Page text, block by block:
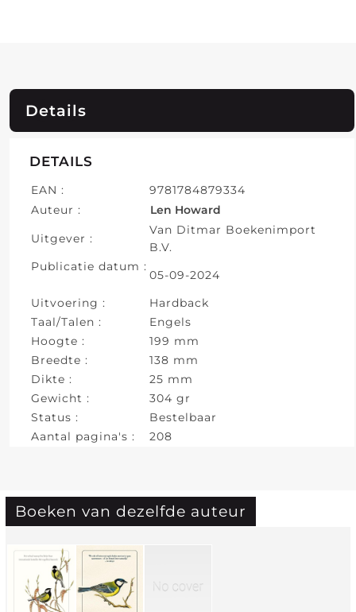
Details
DETAILS
EAN :
9781784879334
Auteur :
Len Howard
Uitgever :
Van Ditmar Boekenimport
B.V.
Publicatie datum :
05-09-2024
Uitvoering :
Hardback
Taal/Talen :
Engels
Hoogte :
199 mm
Breedte :
138 mm
Dikte :
25 mm
Gewicht :
304 gr
Status :
Bestelbaar
Aantal pagina's :
208
Boeken van dezelfde auteur